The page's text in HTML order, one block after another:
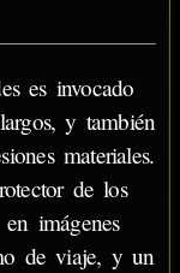
es invocado
y también
materiales.
de los
imágenes
de viaje, y un